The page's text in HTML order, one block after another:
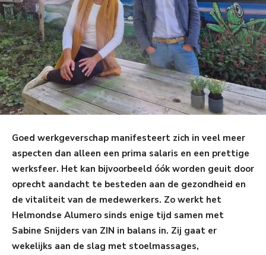
Goed werkgeverschap manifesteert zich in veel meer
aspecten dan alleen een prima salaris en een prettige
werksfeer. Het kan bijvoorbeeld óók worden geuit door
oprecht aandacht te besteden aan de gezondheid en
de vitaliteit van de medewerkers. Zo werkt het
Helmondse Alumero sinds enige tijd samen met
Sabine Snijders van ZIN in balans in. Zij gaat er
wekelijks aan de slag met stoelmassages,